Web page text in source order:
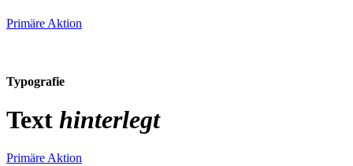
Primäre Aktion
Typografie
Text hinterlegt
Primäre Aktion